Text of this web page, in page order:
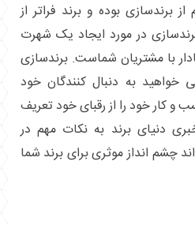
برندسازی بوده و برند فراتر از
در مورد ایجاد یک شهرت
با مشتریان شماست. برندسازی
به دنبال کنندگان خود
و کار خود را از رقبای خود تعریف
دنیای برند به نکات مهم در
چشم انداز موثری برای برند شما